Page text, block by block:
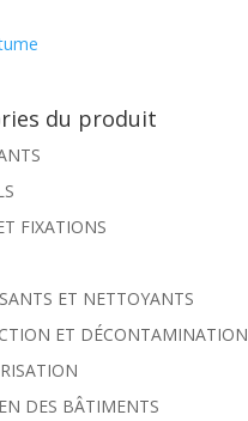
du produit
FIXATIONS
ET NETTOYANTS
ET DÉCONTAMINATION
DES BÂTIMENTS